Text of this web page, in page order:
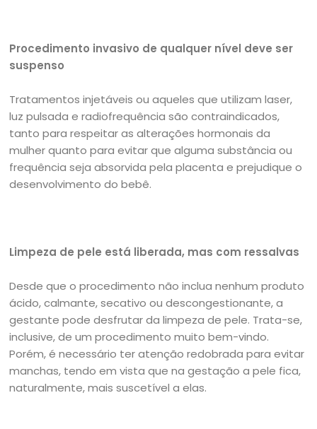
Procedimento invasivo de qualquer nível deve ser
suspenso
Tratamentos injetáveis ou aqueles que utilizam laser,
luz pulsada e radiofrequência são contraindicados,
tanto para respeitar as alterações hormonais da
mulher quanto para evitar que alguma substância ou
frequência seja absorvida pela placenta e prejudique o
desenvolvimento do bebê.
Limpeza de pele está liberada, mas com ressalvas
Desde que o procedimento não inclua nenhum produto
ácido, calmante, secativo ou descongestionante, a
gestante pode desfrutar da limpeza de pele. Trata-se,
inclusive, de um procedimento muito bem-vindo.
Porém, é necessário ter atenção redobrada para evitar
manchas, tendo em vista que na gestação a pele fica,
naturalmente, mais suscetível a elas.